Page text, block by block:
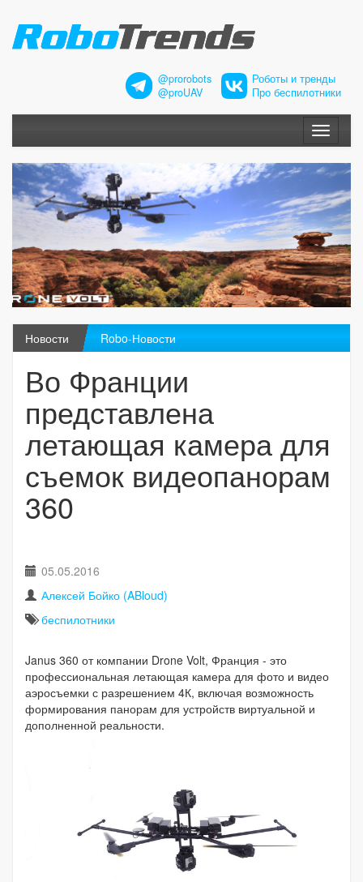
@prorobots
@proUAV
Роботы и тренды
Про беспилотники
Меню
Новости Robo-Новости
Во Франции
представлена
летающая камера для
съемок видеопанорам
360
05.05.2016
Алексей Бойко (ABloud)
беспилотники
Janus 360 от компании Drone Volt, Франция - это
профессиональная летающая камера для фото и видео
аэросъемки с разрешением 4К, включая возможность
формирования панорам для устройств виртуальной и
дополненной реальности.